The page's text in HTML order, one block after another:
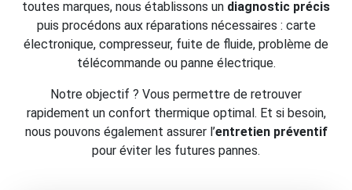
toutes marques, nous établissons un diagnostic précis
puis procédons aux réparations nécessaires : carte
électronique, compresseur, fuite de fluide, problème de
télécommande ou panne électrique.
Notre objectif ? Vous permettre de retrouver
rapidement un confort thermique optimal. Et si besoin,
nous pouvons également assurer l’entretien préventif
pour éviter les futures pannes.